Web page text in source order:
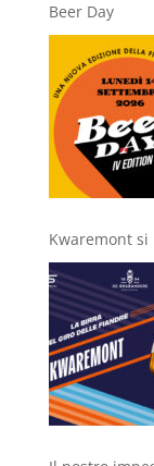
Beer Day
Kwaremont si